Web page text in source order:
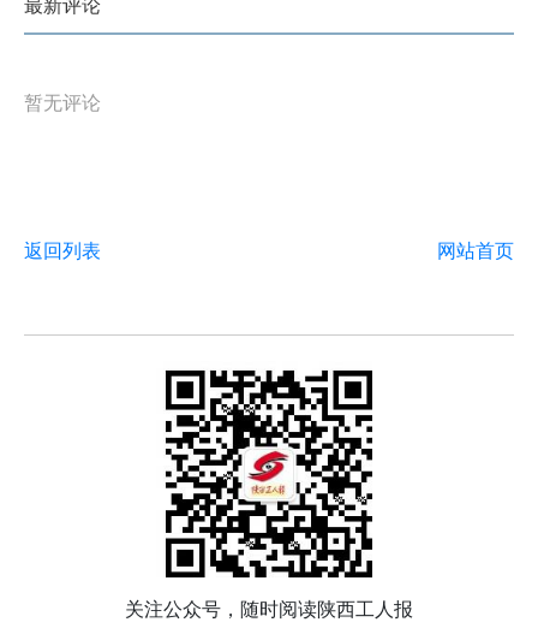
最新评论
暂无评论
返回列表 网站首页
关注公众号，随时阅读陕西工人报